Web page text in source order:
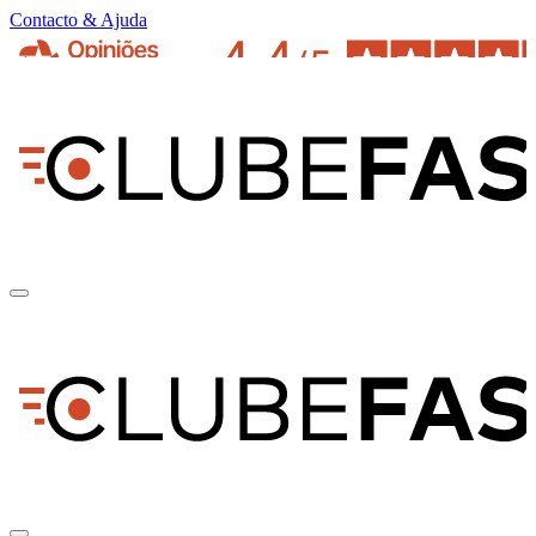
Contacto & Ajuda